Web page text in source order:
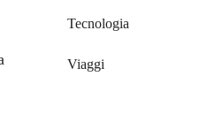
Tecnologia
Viaggi